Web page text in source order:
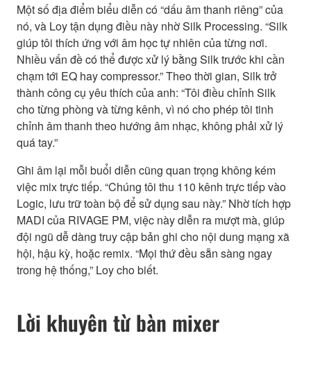
Một số địa điểm biểu diễn có “dấu âm thanh riêng” của
nó, và Loy tận dụng điều này nhờ Silk Processing. “Silk
giúp tôi thích ứng với âm học tự nhiên của từng nơi.
Nhiều vấn đề có thể được xử lý bằng Silk trước khi cần
chạm tới EQ hay compressor.” Theo thời gian, Silk trở
thành công cụ yêu thích của anh: “Tôi điều chỉnh Silk
cho từng phòng và từng kênh, vì nó cho phép tôi tinh
chỉnh âm thanh theo hướng âm nhạc, không phải xử lý
quá tay.”
Ghi âm lại mỗi buổi diễn cũng quan trọng không kém
việc mix trực tiếp. “Chúng tôi thu 110 kênh trực tiếp vào
Logic, lưu trữ toàn bộ để sử dụng sau này.” Nhờ tích hợp
MADI của RIVAGE PM, việc này diễn ra mượt mà, giúp
đội ngũ dễ dàng truy cập bản ghi cho nội dung mạng xã
hội, hậu kỳ, hoặc remix. “Mọi thứ đều sẵn sàng ngay
trong hệ thống,” Loy cho biết.
Lời khuyên từ bàn mixer